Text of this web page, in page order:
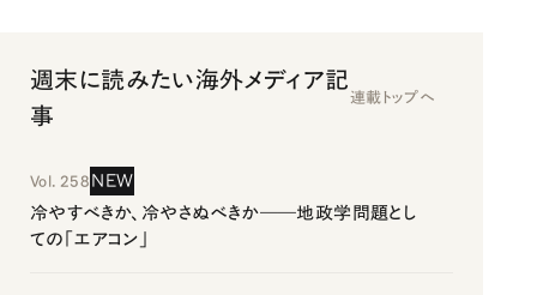
週末に読みたい海外メディア記
事
連載トップへ
Vol. 258 NEW
冷やすべきか、冷やさぬべきか――地政学問題とし
ての「エアコン」